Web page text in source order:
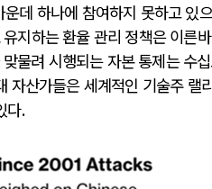
데 하나에 참여하지 못하고 있
지하는 환율 관리 정책은 이른
물려 시행되는 자본 통제는 수
자산가들은 세계적인 기술주 랠
다.